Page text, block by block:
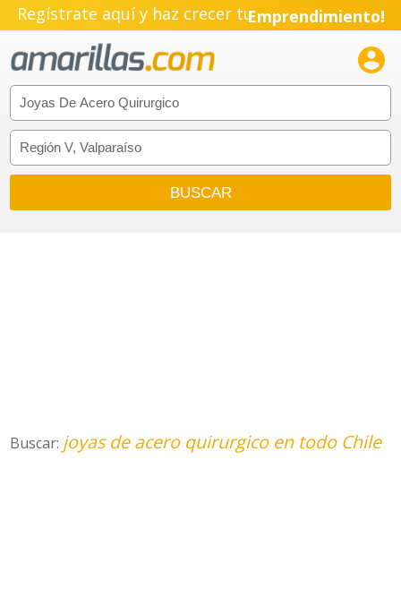
Regístrate aquí y haz crecer tuEmprendimiento!

Buscar: joyas de acero quirurgico en todo Chile